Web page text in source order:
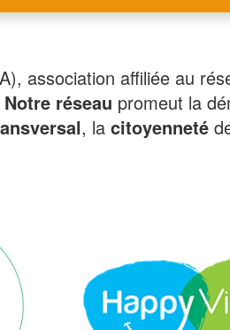
association affiliée au
Notre réseau promeut la
, la citoyenneté